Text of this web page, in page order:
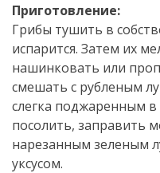
Приготовление:
Грибы тушить в
испарится. Затем их
нашинковать или
смешать с рубленым
слегка поджаренным
посолить, заправить
нарезанным зеленым
уксусом.